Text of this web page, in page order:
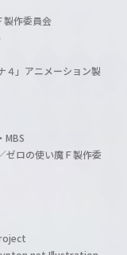
作委員会
」アニメーション製
ゼロの使い魔Ｆ製作委